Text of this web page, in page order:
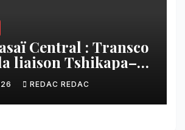
Central : Transco
liaison Tshikapa–
pour faciliter les
REDAC REDAC